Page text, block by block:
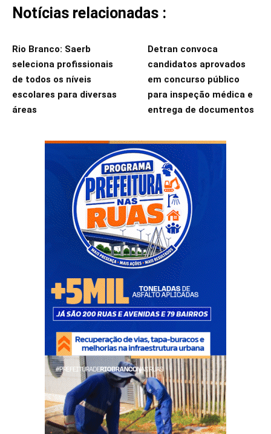
Notícias relacionadas :
Rio Branco: Saerb
seleciona profissionais
de todos os níveis
escolares para diversas
áreas
Detran convoca
candidatos aprovados
em concurso público
para inspeção médica e
entrega de documentos